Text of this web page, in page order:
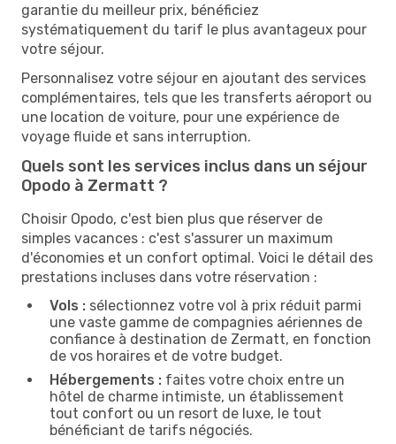
garantie du meilleur prix, bénéficiez
systématiquement du tarif le plus avantageux pour
votre séjour.
Personnalisez votre séjour en ajoutant des services
complémentaires, tels que les transferts aéroport ou
une location de voiture, pour une expérience de
voyage fluide et sans interruption.
Quels sont les services inclus dans un séjour
Opodo à Zermatt ?
Choisir Opodo, c'est bien plus que réserver de
simples vacances : c'est s'assurer un maximum
d'économies et un confort optimal. Voici le détail des
prestations incluses dans votre réservation :
Vols : sélectionnez votre vol à prix réduit parmi
une vaste gamme de compagnies aériennes de
confiance à destination de Zermatt, en fonction
de vos horaires et de votre budget.
Hébergements : faites votre choix entre un
hôtel de charme intimiste, un établissement
tout confort ou un resort de luxe, le tout
bénéficiant de tarifs négociés.